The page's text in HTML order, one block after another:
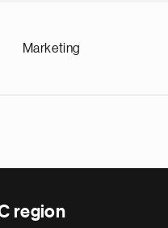
Marketing
region